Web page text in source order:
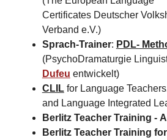
Certificates Deutscher
Verband e.V.)
Sprach-Trainer: PDL-
(PsychoDramaturgie
Dufeu entwickelt)
CLILfor Language
and Language Integrated
Berlitz Teacher Training -
Berlitz Teacher Training for